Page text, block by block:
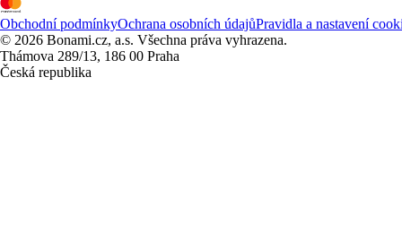
Obchodní podmínkyOchrana osobních údajůPravidla a nastavení
© 2026 Bonami.cz, a.s. Všechna práva vyhrazena.
Thámova 289/13, 186 00 Praha
Česká republika